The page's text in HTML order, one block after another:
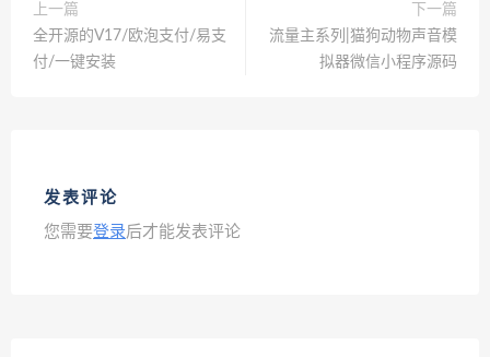
上一篇
全开源的V17/欧泡支付/易支
付/一键安装
下一篇
流量主系列|猫狗动物声音模
拟器微信小程序源码
发表评论
您需要登录后才能发表评论